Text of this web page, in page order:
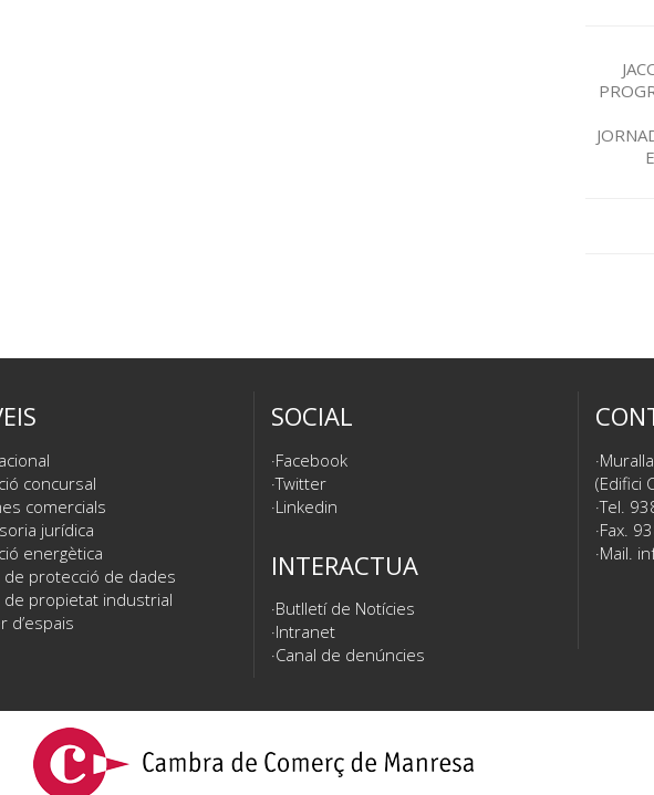
concursal
comercials
jurídica
energètica
de protecció de dades
de propietat industrial
d’espais
SOCIAL
Facebook
Twitter
Linkedin
INTERACTUA
Butlletí de Notícies
Intranet
Canal de denúncies
(Edifici
Tel.
Fax.
Mail.